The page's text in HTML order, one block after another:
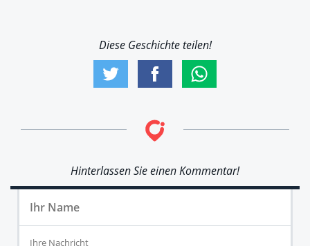
Diese Geschichte teilen!
Hinterlassen Sie einen Kommentar!